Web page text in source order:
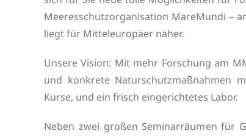
Meeresschutzorganisation MareMundi –
liegt für Mitteleuropäer näher.
Unsere Vision: Mit mehr Forschung am
und konkrete Naturschutzmaßnahmen
Kurse, und ein frisch eingerichtetes Labor.
Neben zwei großen Seminarräumen für